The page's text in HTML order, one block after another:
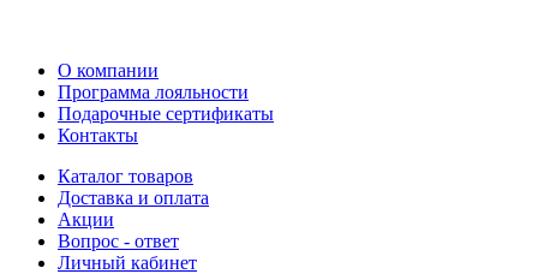
О компании
Программа лояльности
Подарочные сертификаты
Контакты
Каталог товаров
Доставка и оплата
Акции
Вопрос - ответ
Личный кабинет